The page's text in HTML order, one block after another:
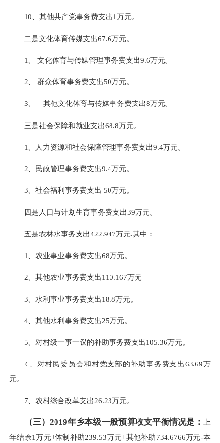
10、其他共产党事务费支出1万元。
二是文化体育传媒支出67.6万元。
1、 文化体育与传媒管理事务费支出9.6万元。
2、 群众体育事务费支出50万元。
3、 其他文化体育与传媒事务费支出8万元。
三是社会保障和就业支出68.8万元。
1、人力资源和社会保障管理事务费支出9.4万元。
2、民政管理事务费支出9.4万元。
3、社会福利事务费支出 50万元。
四是人口与计划生育事务费支出39万元。
五是农林水事务支出422.947万元.其中：
1、农业事业事务费支出68万元。
2、其他农业事务费支出110.167万元
3、水利事业事务费支出18.8万元。
4、其他水利事务费支出25万元。
5、对村级一事一议的补助事务费支出105.36万元。
6、对村民委员会和村党支部的补助事务费支出63.69万
元。
7、农村综合改革支出26.23万元。
（三）2019年乡本级一般预算收支平衡情况是： 上
年结余1万元+体制补助239.53万元+其他补助734.6766万元-本